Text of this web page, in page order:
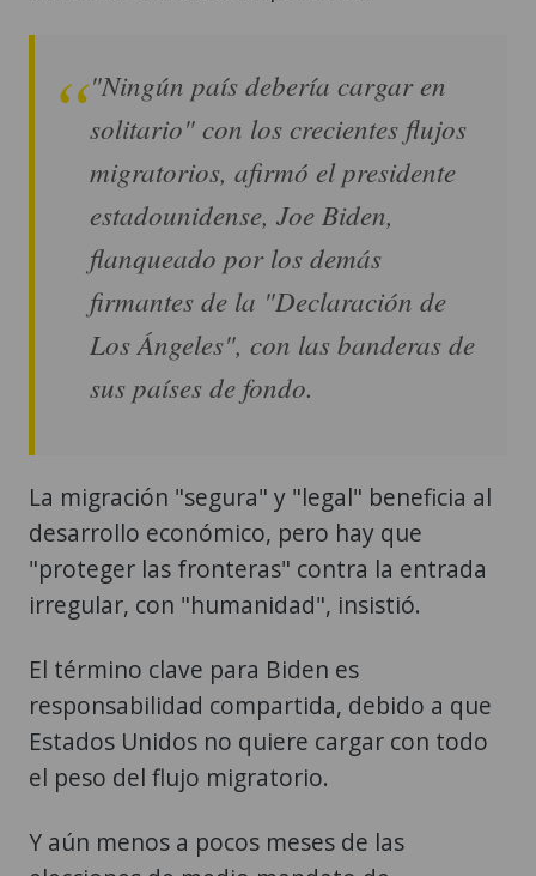
"Ningún país debería cargar en
solitario" con los crecientes flujos
migratorios, afirmó el presidente
estadounidense, Joe Biden,
flanqueado por los demás
firmantes de la "Declaración de
Los Ángeles", con las banderas de
sus países de fondo.
La migración "segura" y "legal" beneficia al
desarrollo económico, pero hay que
"proteger las fronteras" contra la entrada
irregular, con "humanidad", insistió.
El término clave para Biden es
responsabilidad compartida, debido a que
Estados Unidos no quiere cargar con todo
el peso del flujo migratorio.
Y aún menos a pocos meses de las